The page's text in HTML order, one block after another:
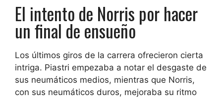
El intento de Norris por hacer
un final de ensueño
Los últimos giros de la carrera ofrecieron cierta
intriga. Piastri empezaba a notar el desgaste de
sus neumáticos medios, mientras que Norris,
con sus neumáticos duros, mejoraba su ritmo